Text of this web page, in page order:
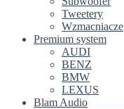
Tweetery
Wzmacniacze
Premium system
AUDI
BENZ
BMW
LEXUS
Blam Audio